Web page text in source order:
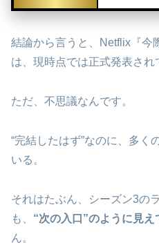
結論から言うと、Netflix『今
は、現時点では正式発表され
ただ、不思議なんです。
“完結したはず”なのに、多く
いる。
それはたぶん、シーズン3の
も、 “次の入口”のように見え
ん。